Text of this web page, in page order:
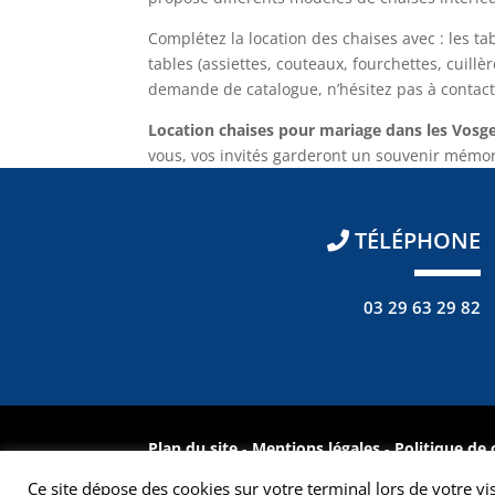
Complétez la location des chaises avec : les
tables (assiettes, couteaux, fourchettes,
demande de catalogue, n’hésitez pas à
Location chaises pour mariage dans les
vous, vos invités garderont un souvenir
TÉLÉPHONE
03 29 63 29 82
Plan du site-Mentions légales-Politique de
Ce site dépose des cookies sur votre terminal lors de votre